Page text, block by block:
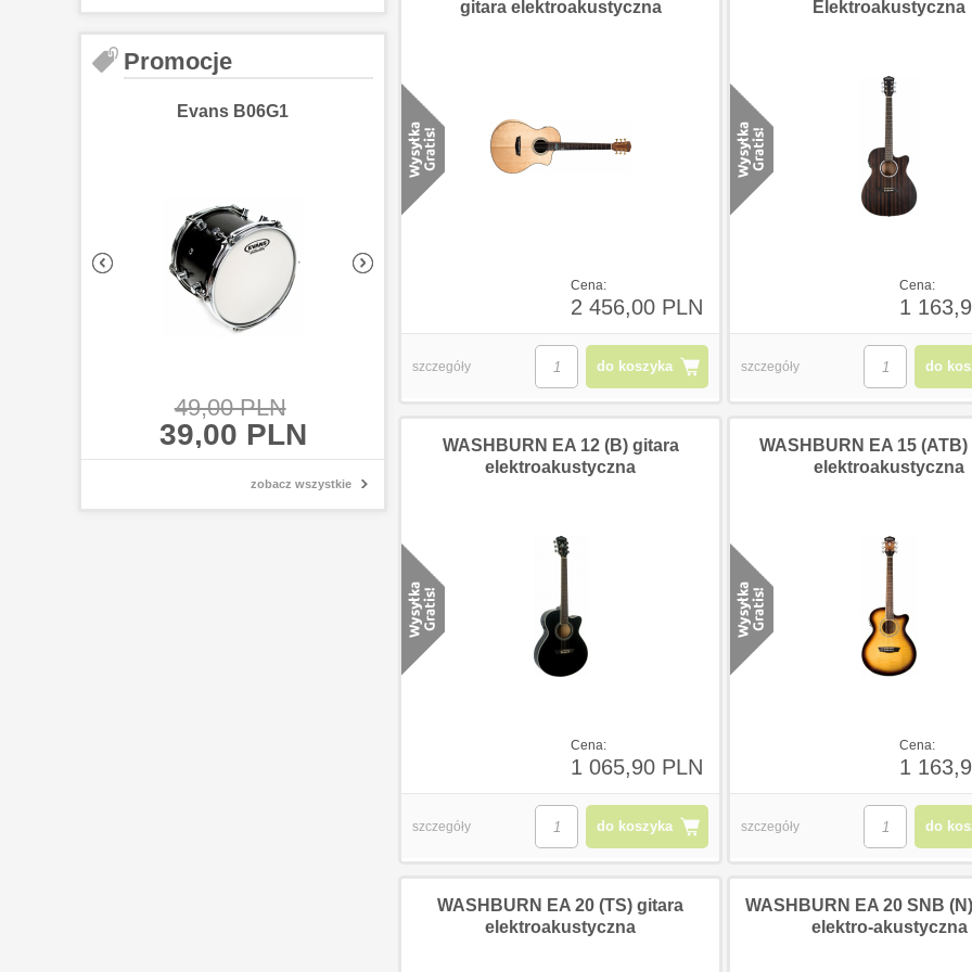
Promocje
Evans B06G1
49,00 PLN
39,00 PLN
Evans B08G1
49,00 PLN
39,00 PLN
Dunlop SW-95 Crybaby
Slash Wah
749,00 PLN
637,00 PLN
Planet Waves
Kabel
115,00
89,00
zobacz wszystkie
Cena:
2 456,00 PLN
gitara elektroakustyczna
do koszyka
szczegóły
Cena:
1
Elektroakustyczna
do
szczegóły
Cena:
1 065,90 PLN
WASHBURN EA 12 (B) gitara
elektroakustyczna
do koszyka
szczegóły
Cena:
1
WASHBURN EA 15
elektroakustyczna
do
szczegóły
WASHBURN EA 20 (TS) gitara
elektroakustyczna
WASHBURN EA 20 SNB
elektro-akustyczna